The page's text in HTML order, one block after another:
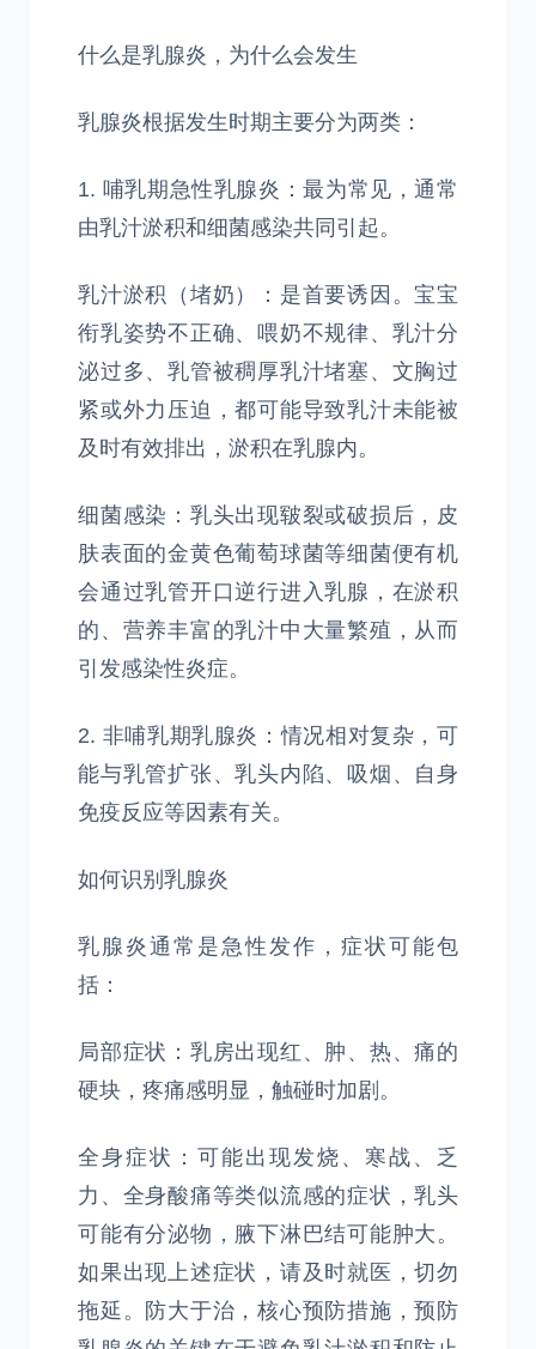
什么是乳腺炎，为什么会发生
乳腺炎根据发生时期主要分为两类：
1. 哺乳期急性乳腺炎：最为常见，通常
由乳汁淤积和细菌感染共同引起。
乳汁淤积（堵奶）：是首要诱因。宝宝
衔乳姿势不正确、喂奶不规律、乳汁分
泌过多、乳管被稠厚乳汁堵塞、文胸过
紧或外力压迫，都可能导致乳汁未能被
及时有效排出，淤积在乳腺内。
细菌感染：乳头出现皲裂或破损后，皮
肤表面的金黄色葡萄球菌等细菌便有机
会通过乳管开口逆行进入乳腺，在淤积
的、营养丰富的乳汁中大量繁殖，从而
引发感染性炎症。
2. 非哺乳期乳腺炎：情况相对复杂，可
能与乳管扩张、乳头内陷、吸烟、自身
免疫反应等因素有关。
如何识别乳腺炎
乳腺炎通常是急性发作，症状可能包
括：
局部症状：乳房出现红、肿、热、痛的
硬块，疼痛感明显，触碰时加剧。
全身症状：可能出现发烧、寒战、乏
力、全身酸痛等类似流感的症状，乳头
可能有分泌物，腋下淋巴结可能肿大。
如果出现上述症状，请及时就医，切勿
拖延。防大于治，核心预防措施，预防